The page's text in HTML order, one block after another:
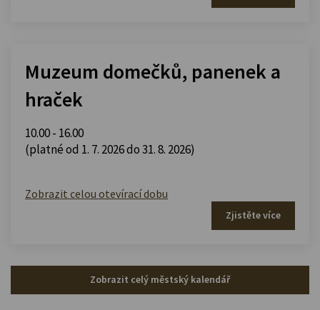
Muzeum domečků, panenek a
hraček
10.00 - 16.00
(platné od 1. 7. 2026 do 31. 8. 2026)
Zobrazit celou otevírací dobu
Zjistěte více
Zobrazit celý městský kalendář